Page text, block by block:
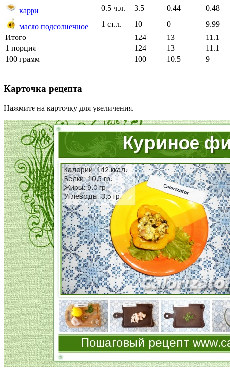
карри 0.5 ч.л. 3.5 0.44 0.48
масло подсолнечное 1 ст.л. 10 0 9.99
Итого
124 13 11.1
1 порция
124 13 11.1
100 грамм
100 10.5 9
Карточка рецепта
Нажмите на карточку для увеличения.